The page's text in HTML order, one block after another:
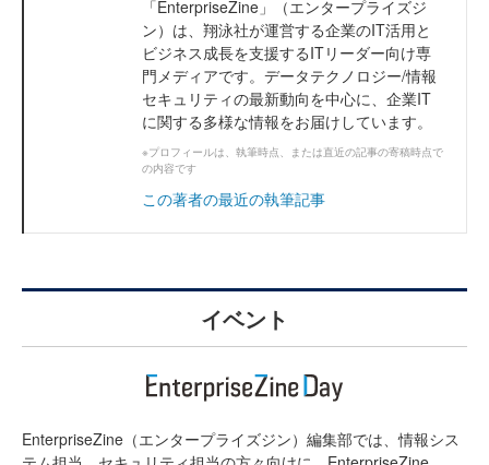
「EnterpriseZine」（エンタープライズジ
ン）は、翔泳社が運営する企業のIT活用と
ビジネス成長を支援するITリーダー向け専
門メディアです。データテクノロジー/情報
セキュリティの最新動向を中心に、企業IT
に関する多様な情報をお届けしています。
※プロフィールは、執筆時点、または直近の記事の寄稿時点で
の内容です
この著者の最近の執筆記事
イベント
EnterpriseZine（エンタープライズジン）編集部では、情報シス